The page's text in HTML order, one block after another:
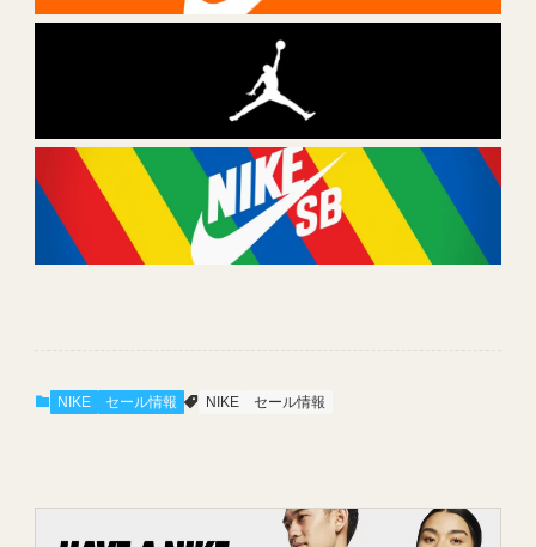
NIKE セール情報 NIKE セール情報